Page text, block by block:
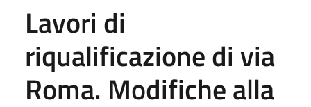
Lavori di
riqualificazione di via
Roma. Modifiche alla